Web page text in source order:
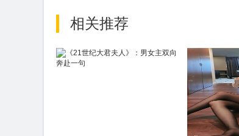
相关推荐